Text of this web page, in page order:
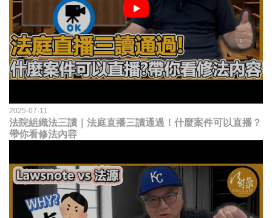
2025-07-11
法院組織法三讀｜法庭直播三讀通過！什麼案件可以直播？
帶你看修法內容